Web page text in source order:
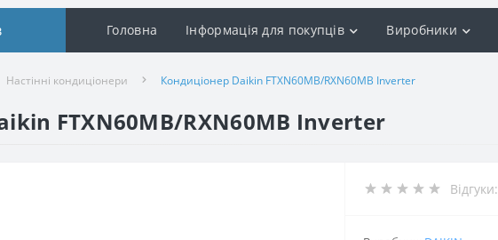
Головна Інформація для покупців Виробники
Настінні кондиціонери Кондиціонер Daikin FTXN60MB/RXN60MB Inverter
FTXN60MB/RXN60MB Inverter
Відгуки: